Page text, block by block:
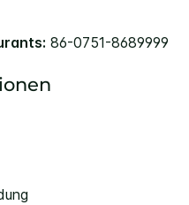
86-0751-8689999